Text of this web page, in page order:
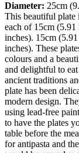
Diameter: 25cm
This beautiful plate
each of 15cm
inches). 15cm
inches). These
colours and a
and delightful to
ancient traditions
plate has been
modern design.
using lead-free
to have the plates
table before the
for antipasta and